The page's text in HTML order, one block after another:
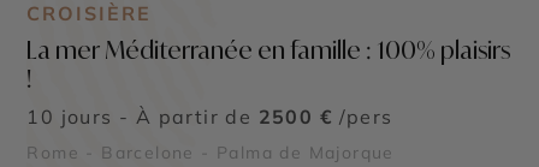
CROISIÈRE
La mer Méditerranée en famille : 100% plaisirs
!
10 jours - À partir de 2500 € /pers
Rome - Barcelone - Palma de Majorque